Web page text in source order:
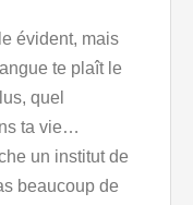
évident, mais
te plaît le
quel
ta vie…
un institut de
beaucoup de